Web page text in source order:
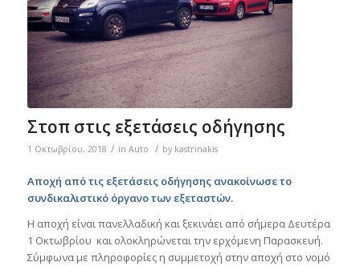
Στοπ στις εξετάσεις οδήγησης
1 Οκτωβρίου, 2018 / in Auto / by kastrinakis
Αποχή από τις εξετάσεις οδήγησης ανακοίνωσε το
συνδικαλιστικό όργανο των εξεταστών.
Η αποχή είναι πανελλαδική και ξεκινάει από σήμερα Δευτέρα
1 Οκτωβρίου και ολοκληρώνεται την ερχόμενη Παρασκευή.
Σύμφωνα με πληροφορίες η συμμετοχή στην αποχή στο νομό